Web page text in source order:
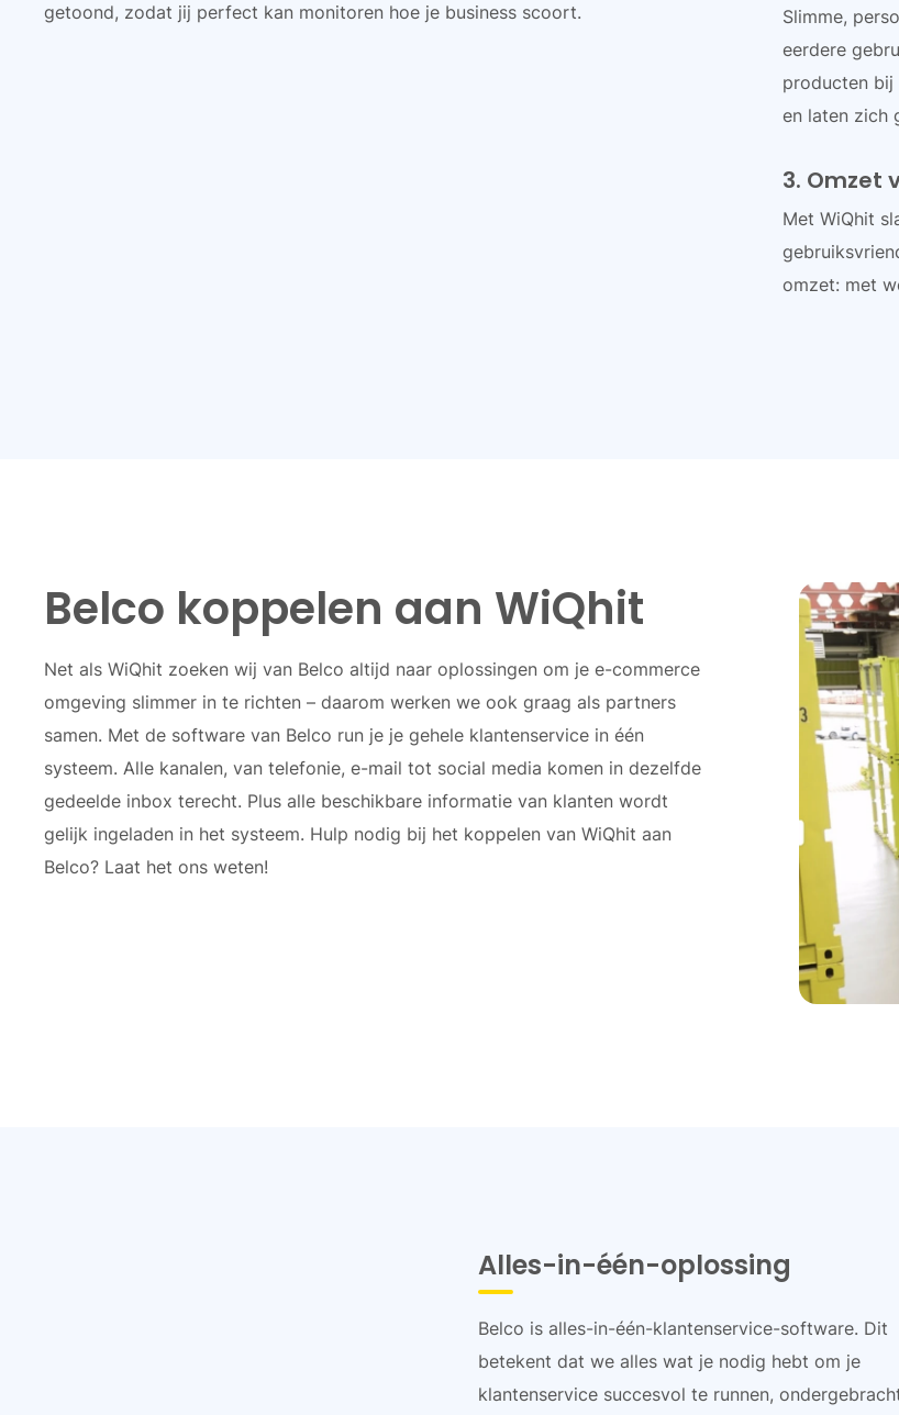
getoond, zodat jij perfect kan monitoren hoe je business scoort.
Slimme,
eerdere
producten bij
en laten zich
3. Omzet
Met WiQhit
omzet: met
Belco koppelen aan WiQhit
Net als WiQhit zoeken wij van Belco altijd naar oplossingen om je e-commerce
omgeving slimmer in te richten – daarom werken we ook graag als partners
samen. Met de software van Belco run je je gehele klantenservice in één
systeem. Alle kanalen, van telefonie, e-mail tot social media komen in dezelfde
gedeelde inbox terecht. Plus alle beschikbare informatie van klanten wordt
gelijk ingeladen in het systeem. Hulp nodig bij het koppelen van WiQhit aan
Belco? Laat het ons weten!
Alles-in-één-oplossing
Belco is alles-in-één-klantenservice-software. Dit
betekent dat we alles wat je nodig hebt om je
klantenservice succesvol te runnen,